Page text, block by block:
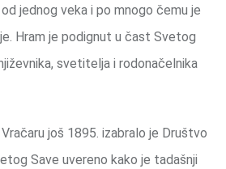
jednog veka i po mnogo čemu je
Hram je podignut u čast Svetog
svetitelja i rodonačelnika
još 1895. izabralo je Društvo
Save uvereno kako je tadašnji